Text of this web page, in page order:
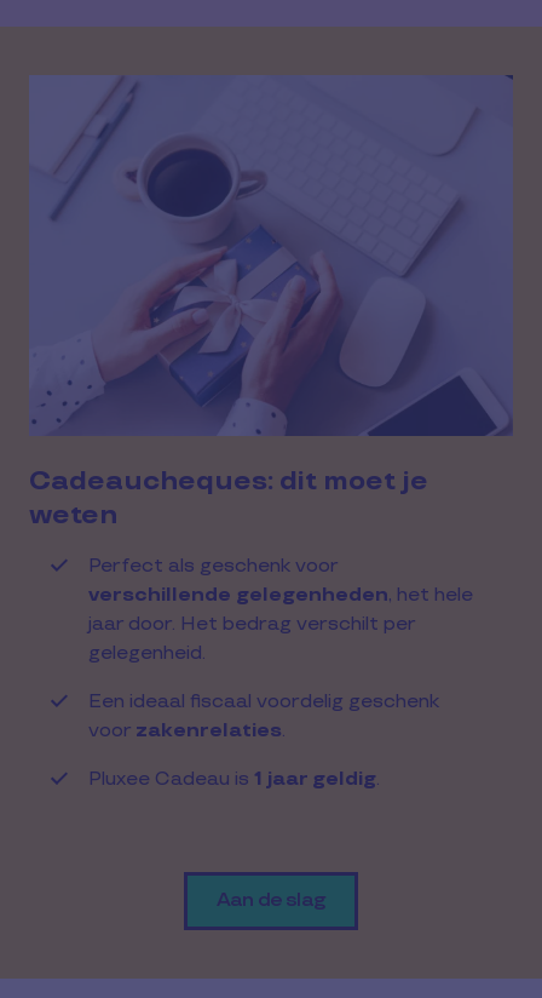
Cadeaucheques: dit moet je
weten
Perfect als geschenk voor
verschillende gelegenheden, het hele
jaar door. Het bedrag verschilt per
gelegenheid.
Een ideaal fiscaal voordelig geschenk
voor zakenrelaties.
Pluxee Cadeau is 1 jaar geldig.
Aan de slag